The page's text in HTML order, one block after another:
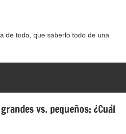
de todo, que saberlo todo de una
vs. pequeños: ¿Cuál